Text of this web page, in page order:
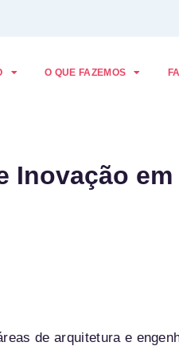
O QUE FAZEMOS
Inovação em
de arquitetura e